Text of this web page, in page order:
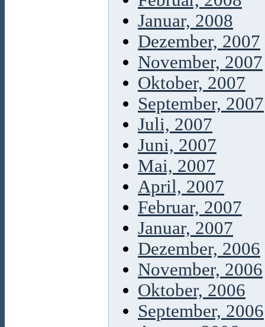
Januar, 2008
Dezember, 2007
November, 2007
Oktober, 2007
September, 2007
Juli, 2007
Juni, 2007
Mai, 2007
April, 2007
Februar, 2007
Januar, 2007
Dezember, 2006
November, 2006
Oktober, 2006
September, 2006